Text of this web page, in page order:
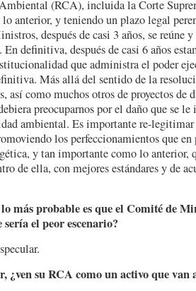
(RCA), incluida la Corte
lo anterior, y teniendo un plazo legal
después de casi 3 años, se reúne
definitiva, después de casi 6 años
que administra el poder
Más allá del sentido de la
así como muchos otros de proyectos de
preocuparnos por el daño que se
ambiental. Es importante re-
los perfeccionamientos que en
y tan importante como lo anterior,
de ella, con mejores estándares y de
más probable es que el Comité de
sería el peor escenario?
¿ven su RCA como un activo que van